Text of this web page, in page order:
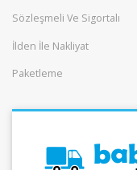
Sözleşmeli Ve Sigortalı
İlden İle Nakliyat
Paketleme